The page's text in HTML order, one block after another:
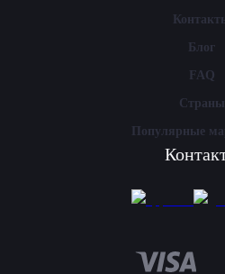
Блог
FAQ
Страны
Популярные